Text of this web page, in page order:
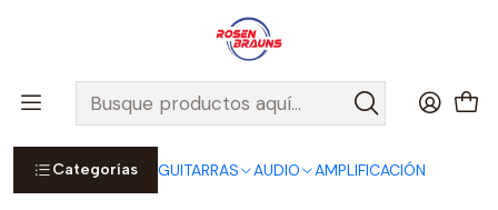
Categorías GUITARRAS AUDIO AMPLIFICACIÓN
Por compras sobre $25.000 en Santiago urbano, Colina o
Padre Hurtado, incluimos el despacho!
Ver Detalles
Inicio ERNIE BALL
ACCESORIOS ERNIE BALL
Cuidado del Instrumento
Enrollador Pegwinder Select P09610